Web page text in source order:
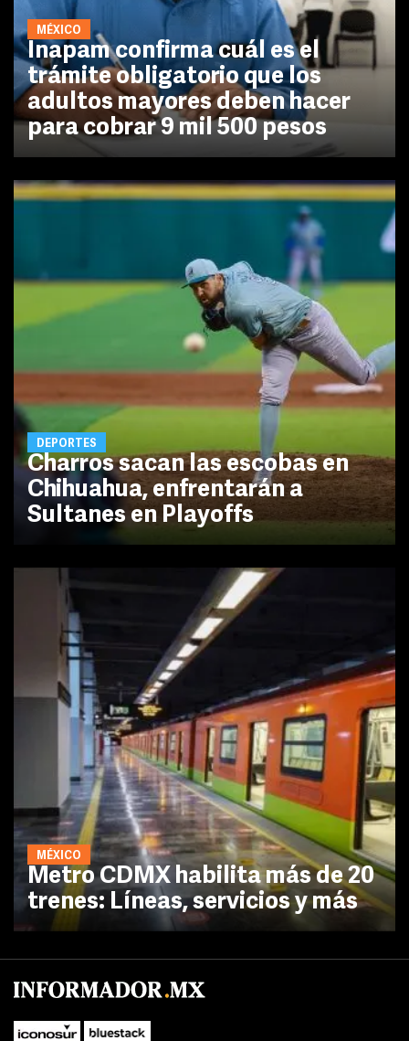
MÉXICO
Inapam confirma cuál es el
trámite obligatorio que los
adultos mayores deben hacer
para cobrar 9 mil 500 pesos
DEPORTES
Charros sacan las escobas en
Chihuahua, enfrentarán a
Sultanes en Playoffs
MÉXICO
Metro CDMX habilita más de 20
trenes: Líneas, servicios y más